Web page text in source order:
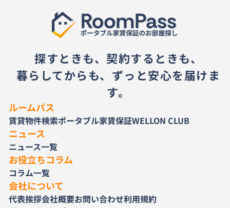
探すときも、契約するときも、
暮らしてからも、ずっと安心を届けま
す。
ルームパス
賃貸物件検索ポータブル家賃保証WELLON CLUB
ニュース
ニュース一覧
お役立ちコラム
コラム一覧
会社について
代表挨拶会社概要お問い合わせ利用規約